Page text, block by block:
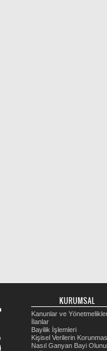
KURUMSAL
Kanunlar ve
İlanlar
Bayilik İşlemleri
Kişisel Verilerin
Nasıl Ganyan Bayi